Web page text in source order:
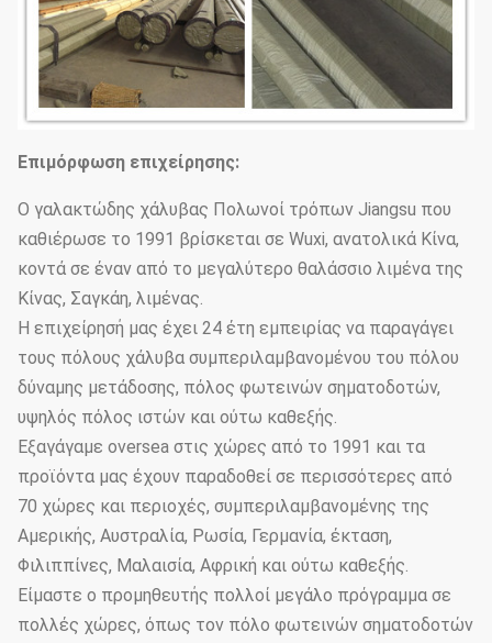
Επιμόρφωση επιχείρησης:
Ο γαλακτώδης χάλυβας Πολωνοί τρόπων Jiangsu που
καθιέρωσε το 1991 βρίσκεται σε Wuxi, ανατολικά Κίνα,
κοντά σε έναν από το μεγαλύτερο θαλάσσιο λιμένα της
Κίνας, Σαγκάη, λιμένας.
Η επιχείρησή μας έχει 24 έτη εμπειρίας να παραγάγει
τους πόλους χάλυβα συμπεριλαμβανομένου του πόλου
δύναμης μετάδοσης, πόλος φωτεινών σηματοδοτών,
υψηλός πόλος ιστών και ούτω καθεξής.
Εξαγάγαμε oversea στις χώρες από το 1991 και τα
προϊόντα μας έχουν παραδοθεί σε περισσότερες από
70 χώρες και περιοχές, συμπεριλαμβανομένης της
Αμερικής, Αυστραλία, Ρωσία, Γερμανία, έκταση,
Φιλιππίνες, Μαλαισία, Αφρική και ούτω καθεξής.
Είμαστε ο προμηθευτής πολλοί μεγάλο πρόγραμμα σε
πολλές χώρες, όπως τον πόλο φωτεινών σηματοδοτών